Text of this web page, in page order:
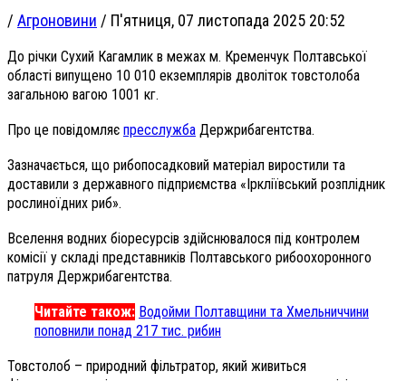
/ Агроновини / П'ятниця, 07 листопада 2025 20:52
До річки Сухий Кагамлик в межах м. Кременчук Полтавської
області випущено 10 010 екземплярів дволіток товстолоба
загальною вагою 1001 кг.
Про це повідомляє пресслужба Держрибагентства.
Зазначається, що рибопосадковий матеріал виростили та
доставили з державного підприємства «Іркліївський розплідник
рослиноїдних риб».
Вселення водних біоресурсів здійснювалося під контролем
комісії у складі представників Полтавського рибоохоронного
патруля Держрибагентства.
Читайте також: Водойми Полтавщини та Хмельниччини
поповнили понад 217 тис. рибин
Товстолоб – природний фільтратор, який живиться